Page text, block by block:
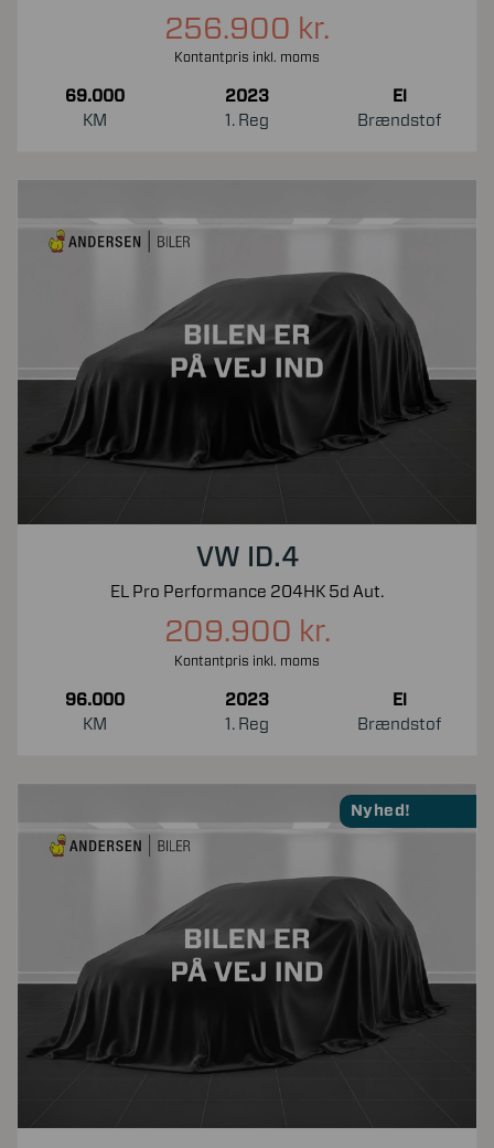
256.900 kr.
Kontantpris inkl. moms
69.000
KM
2023
1. Reg
El
Brændstof
VW ID.4
EL Pro Performance 204HK 5d Aut.
209.900 kr.
Kontantpris inkl. moms
96.000
KM
2023
1. Reg
El
Brændstof
Nyhed!